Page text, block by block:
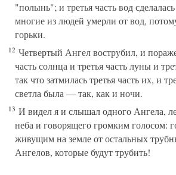
"полынь"; и третья часть вод
многие из людей умерли от вод,
горьки.
12 Четвертый Ангел вострубил, и
часть солнца и третья часть луны и
так что затмилась третья часть их, и
светла была — так, как и ночи.
13 И видел я и слышал одного Ангела,
неба и говорящего громким голосом:
живущим на земле от остальных
Ангелов, которые будут трубить!